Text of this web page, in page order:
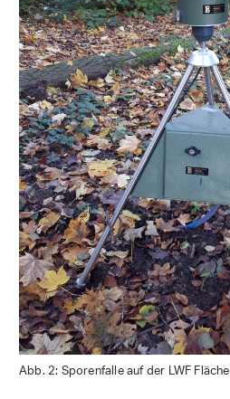
Abb. 2: Sporenfalle auf der LWF Fläche